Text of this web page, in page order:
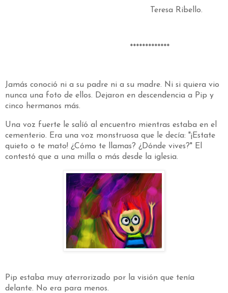
Teresa Ribello.
*************
Jamás conoció ni a su padre ni a su madre. Ni si quiera vio
nunca una foto de ellos. Dejaron en descendencia a Pip y
cinco hermanos más.
Una voz fuerte le salíó al encuentro mientras estaba en el
cementerio. Era una voz monstruosa que le decía: "¡Estate
quieto o te mato! ¿Cómo te llamas? ¿Dónde vives?" El
contestó que a una milla o más desde la iglesia.
Pip estaba muy aterrorizado por la visión que tenía
delante. No era para menos.